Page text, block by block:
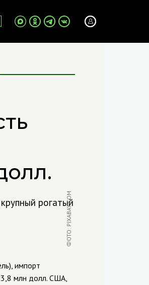
рогатый
ФОТО: PIXABAY.COM
импорт
млн долл. США,